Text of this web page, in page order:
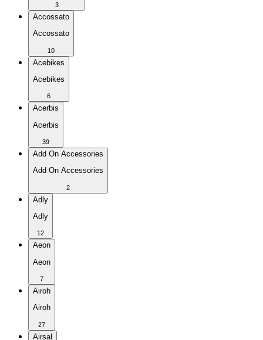
3
Accossato
Accossato
10
Acebikes
Acebikes
6
Acerbis
Acerbis
39
Add On Accessories
Add On Accessories
2
Adly
Adly
12
Aeon
Aeon
7
Airoh
Airoh
27
Airsal